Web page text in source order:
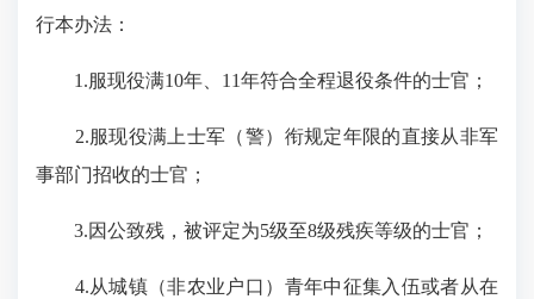
行本办法：
1.服现役满10年、11年符合全程退役条件的士官；
2.服现役满上士军（警）衔规定年限的直接从非军
事部门招收的士官；
3.因公致残，被评定为5级至8级残疾等级的士官；
4.从城镇（非农业户口）青年中征集入伍或者从在